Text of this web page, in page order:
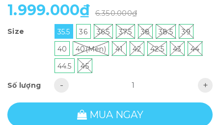
1.999.000₫ 6.350.000₫
Size 35.5 36 36.5 37.5 38 38.5
39
40
40(Men) 41 42 42.5 43
44
44.5
45
Số lượng - +
MUA NGAY